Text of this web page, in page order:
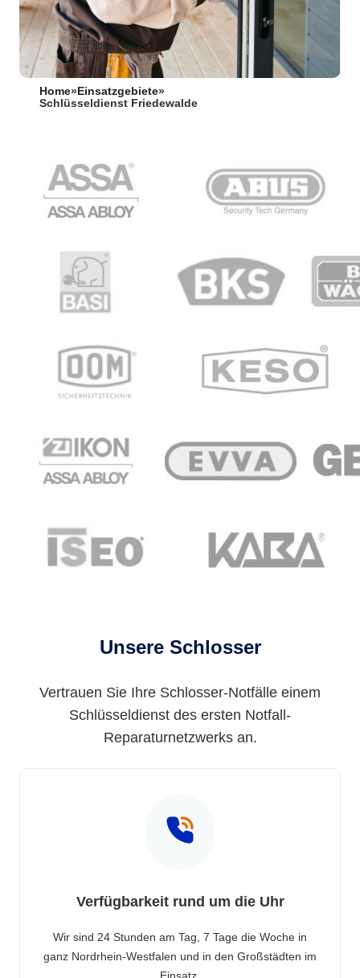
Home» Einsatzgebiete»
Schlüsseldienst Friedewalde
Unsere Schlosser
Vertrauen Sie Ihre Schlosser-Notfälle einem
Schlüsseldienst des ersten Notfall-
Reparaturnetzwerks an.
Verfügbarkeit rund um die Uhr
Wir sind 24 Stunden am Tag, 7 Tage die Woche in
ganz Nordrhein-Westfalen und in den Großstädten im